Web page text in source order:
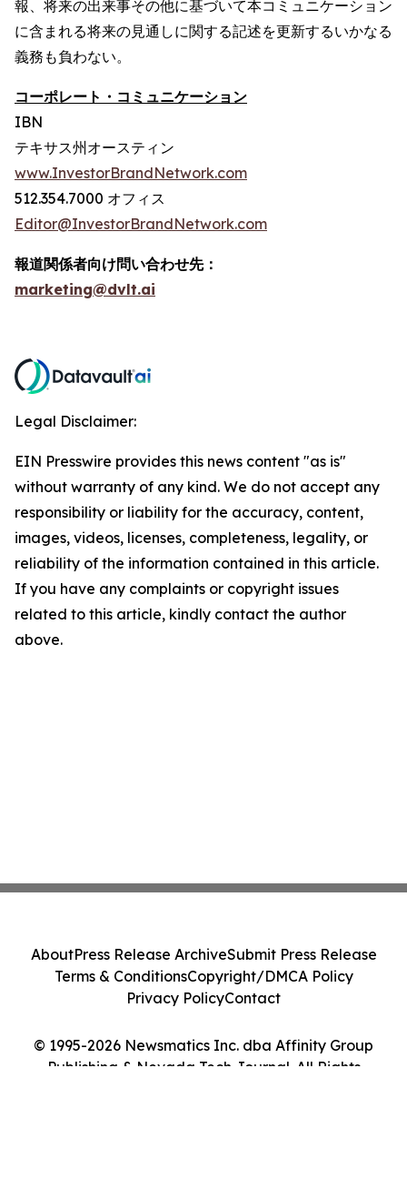
報、将来の出来事その他に基づいて本コミュニケーション
に含まれる将来の見通しに関する記述を更新するいかなる
義務も負わない。
コーポレート・コミュニケーション
IBN
テキサス州オースティン
www.InvestorBrandNetwork.com
512.354.7000 オフィス
Editor@InvestorBrandNetwork.com
報道関係者向け問い合わせ先：
marketing@dvlt.ai
Legal Disclaimer:
EIN Presswire provides this news content "as is"
without warranty of any kind. We do not accept any
responsibility or liability for the accuracy, content,
images, videos, licenses, completeness, legality, or
reliability of the information contained in this article.
If you have any complaints or copyright issues
related to this article, kindly contact the author
above.
© 1995-2026 Newsmatics Inc. dba Affinity Group
Publishing & Nevada Tech Journal. All Rights
AboutPress Release ArchiveSubmit Press Release
Terms & ConditionsCopyright/DMCA Policy
Privacy PolicyContact